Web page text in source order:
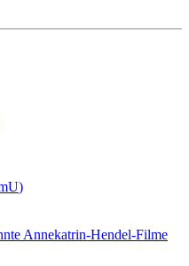
)
Annekatrin-Hendel-Filme